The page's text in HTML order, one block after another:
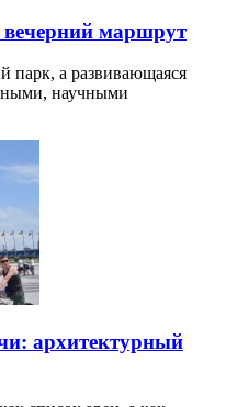
вечерний маршрут
а развивающаяся
научными
архитектурный